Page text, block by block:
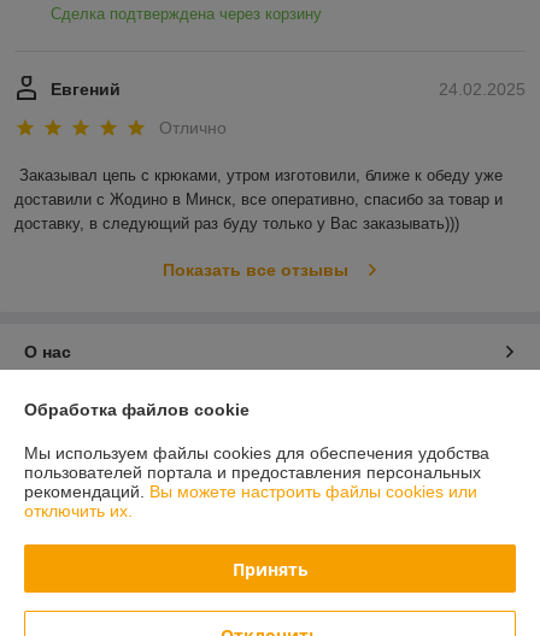
Сделка подтверждена через корзину
24.02.2025
Евгений
Отлично
Заказывал цепь с крюками, утром изготовили, ближе к обеду уже
доставили с Жодино в Минск, все оперативно, спасибо за товар и
доставку, в следующий раз буду только у Вас заказывать)))
Показать все отзывы
О нас
Контакты
Доставка и оплата
График работы
Обработка файлов cookie
Мы используем файлы cookies для обеспечения удобства
пользователей портала и предоставления персональных
рекомендаций. Вы можете настроить файлы cookies или
отключить их.
Принять